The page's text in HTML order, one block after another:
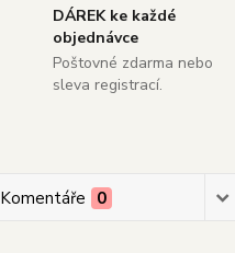
DÁREK ke každé
objednávce
Poštovné zdarma nebo
sleva registrací.
Komentáře 0